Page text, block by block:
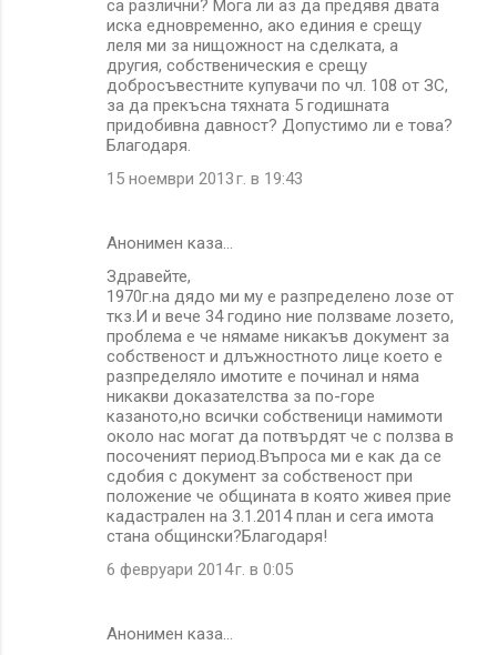
са различни? Мога ли аз да предявя двата
иска едновременно, ако единия е срещу
леля ми за нищожност на сделката, а
другия, собственическия е срещу
добросъвестните купувачи по чл. 108 от ЗС,
за да прекъсна тяхната 5 годишната
придобивна давност? Допустимо ли е това?
Благодаря.
15 ноември 2013 г. в 19:43
Анонимен каза…
Здравейте,
1970г.на дядо ми му е разпределено лозе от
ткз.И и вече 34 годино ние ползваме лозето,
проблема е че нямаме никакъв документ за
собственост и длъжностното лице което е
разпределяло имотите е починал и няма
никакви доказателства за по-горе
казаното,но всички собственици намимоти
около нас могат да потвърдят че с ползва в
посоченият период.Въпроса ми е как да се
сдобия с документ за собственост при
положение че общината в която живея прие
кадастрален на 3.1.2014 план и сега имота
стана общински?Благодаря!
6 февруари 2014 г. в 0:05
Анонимен каза…